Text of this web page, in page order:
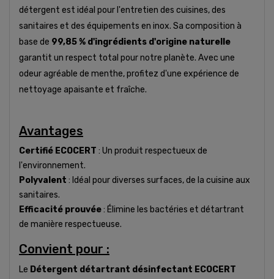
détergent est idéal pour l'entretien des cuisines, des
sanitaires et des équipements en inox. Sa composition à
base de 99,85 % d'ingrédients d'origine naturelle
garantit un respect total pour notre planète. Avec une
odeur agréable de menthe, profitez d'une expérience de
nettoyage apaisante et fraîche.
Avantages
Certifié ECOCERT : Un produit respectueux de
l'environnement.
Polyvalent : Idéal pour diverses surfaces, de la cuisine aux
sanitaires.
Efficacité prouvée: Élimine les bactéries et détartrant
de manière respectueuse.
Convient pour :
Le Détergent détartrant désinfectant ECOCERT